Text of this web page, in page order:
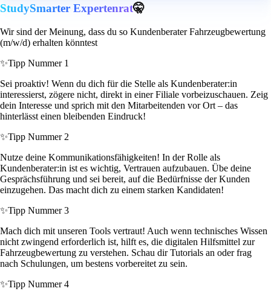
StudySmarter Expertenrat🤫
Wir sind der Meinung, dass du so Kundenberater Fahrzeugbewertung
(m/w/d) erhalten könntest
✨Tipp Nummer 1
Sei proaktiv! Wenn du dich für die Stelle als Kundenberater:in
interessierst, zögere nicht, direkt in einer Filiale vorbeizuschauen. Zeig
dein Interesse und sprich mit den Mitarbeitenden vor Ort – das
hinterlässt einen bleibenden Eindruck!
✨Tipp Nummer 2
Nutze deine Kommunikationsfähigkeiten! In der Rolle als
Kundenberater:in ist es wichtig, Vertrauen aufzubauen. Übe deine
Gesprächsführung und sei bereit, auf die Bedürfnisse der Kunden
einzugehen. Das macht dich zu einem starken Kandidaten!
✨Tipp Nummer 3
Mach dich mit unseren Tools vertraut! Auch wenn technisches Wissen
nicht zwingend erforderlich ist, hilft es, die digitalen Hilfsmittel zur
Fahrzeugbewertung zu verstehen. Schau dir Tutorials an oder frag
nach Schulungen, um bestens vorbereitet zu sein.
✨Tipp Nummer 4